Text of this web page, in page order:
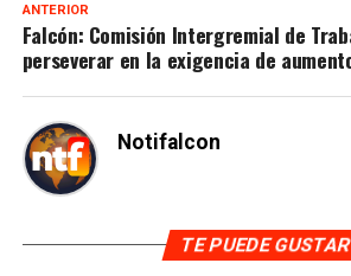
ANTERIOR
Falcón: Comisión Intergremial de
perseverar en la exigencia de
Notifalcon
TE PUEDE GUSTAR